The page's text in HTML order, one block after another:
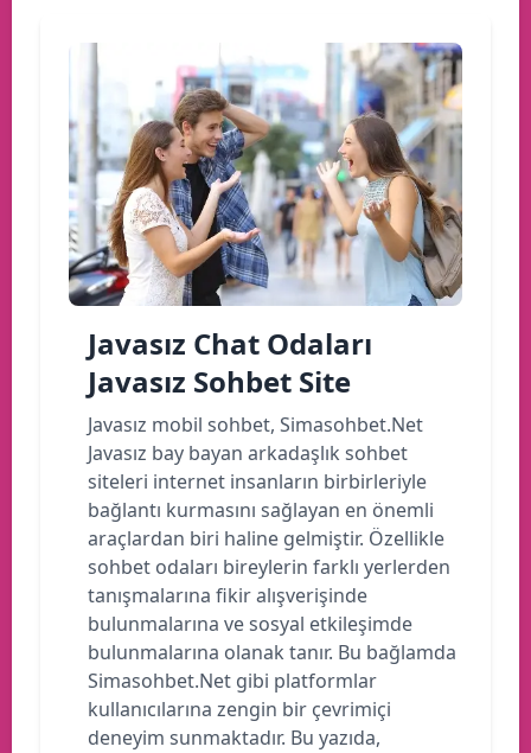
Javasız Chat Odaları
Javasız Sohbet Site
Javasız mobil sohbet, Simasohbet.Net
Javasız bay bayan arkadaşlık sohbet
siteleri internet insanların birbirleriyle
bağlantı kurmasını sağlayan en önemli
araçlardan biri haline gelmiştir. Özellikle
sohbet odaları bireylerin farklı yerlerden
tanışmalarına fikir alışverişinde
bulunmalarına ve sosyal etkileşimde
bulunmalarına olanak tanır. Bu bağlamda
Simasohbet.Net gibi platformlar
kullanıcılarına zengin bir çevrimiçi
deneyim sunmaktadır. Bu yazıda,